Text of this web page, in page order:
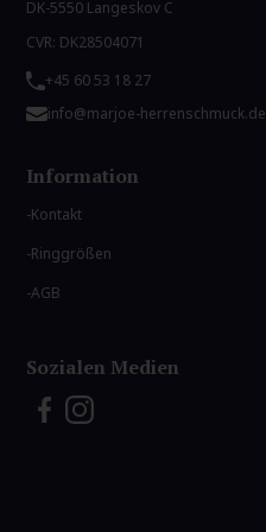
DK-5550 Langeskov C
CVR: DK28504071
+45 60 53 18 27
info@marjoe-herrenschmuck.de
Information
Kontakt
Ringgrößen
AGB
Sozialen Medien